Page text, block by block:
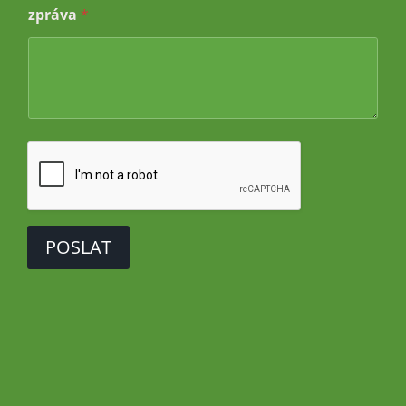
m
t
zpráva *
POSLAT